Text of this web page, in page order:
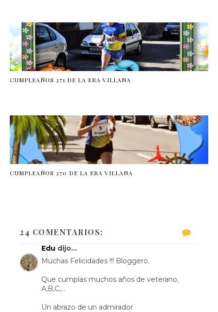
CUMPLEAÑOS 271 DE LA ERA VILLANA
CUMPLEAÑOS 270 DE LA ERA VILLANA
24 COMENTARIOS:
Edu dijo...
Muchas Felicidades !!! Bloggero.
Que cumplas muchos años de veterano,
A,B,C,...
Un abrazo de un admirador